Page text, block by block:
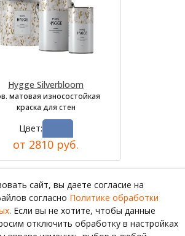
Hygge Silverbloom
матовая износостойкая
краска для стен
Цвет:
от 2810 руб.
сайт, вы даете согласие на
согласно Политике обработки
. Если вы не хотите, чтобы данные
отключить обработку в настройках